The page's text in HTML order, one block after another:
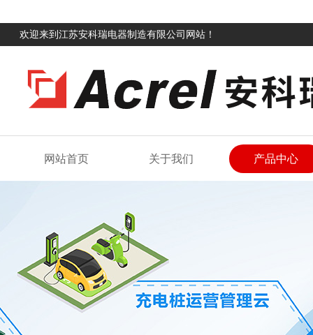
欢迎来到江苏安科瑞电器制造有限公司网站！
网站首页 关于我们 产品中心